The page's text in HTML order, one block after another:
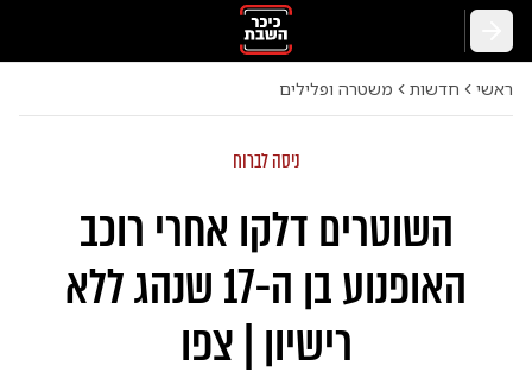
ראשי חדשות משטרה ופלילים
ניסה לברוח
השוטרים דלקו אחרי רוכב
האופנוע בן ה-17 שנהג ללא
רישיון | צפו